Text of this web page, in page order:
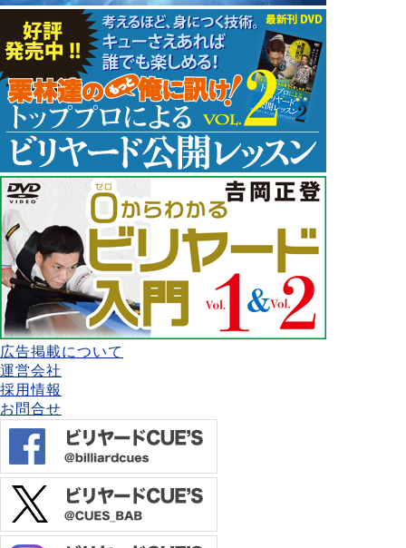
広告掲載について
運営会社
採用情報
お問合せ